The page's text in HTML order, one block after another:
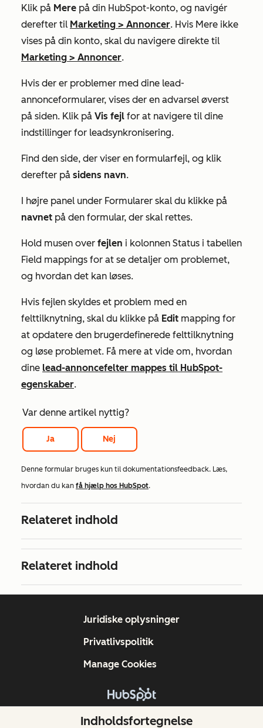
Klik på Mere på din HubSpot-konto, og navigér
derefter til Marketing > Annoncer. Hvis Mere ikke
vises på din konto, skal du navigere direkte til
Marketing > Annoncer.
Hvis der er problemer med dine lead-
annonceformularer, vises der en advarsel øverst
på siden. Klik på Vis fejl for at navigere til dine
indstillinger for leadsynkronisering.
Find den side, der viser en formularfejl, og klik
derefter på sidens navn.
I højre panel under Formularer skal du klikke på
navnet på den formular, der skal rettes.
Hold musen over fejlen i kolonnen Status i tabellen
Field mappings for at se detaljer om problemet,
og hvordan det kan løses.
Hvis fejlen skyldes et problem med en
felttilknytning, skal du klikke på Edit mapping for
at opdatere den brugerdefinerede felttilknytning
og løse problemet. Få mere at vide om, hvordan
dine lead-annoncefelter mappes til HubSpot-
egenskaber.
Var denne artikel nyttig?
Ja Nej
Denne formular bruges kun til dokumentationsfeedback. Læs,
hvordan du kan få hjælp hos HubSpot.
Relateret indhold
Relateret indhold
Indholdsfortegnelse
Copyright © 2026 HubSpot, Inc.
Juridiske oplysninger
Privatlivspolitik
Manage Cookies